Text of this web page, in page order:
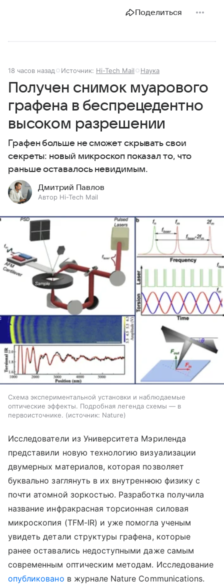
Поделиться
18 часов назад Источник: Hi-Tech Mail Наука
Получен снимок муарового
графена в беспрецедентно
высоком разрешении
Графен больше не сможет скрывать свои
секреты: новый микроскоп показал то, что
раньше оставалось невидимым.
Дмитрий Павлов
Автор Hi-Tech Mail
Схема экспериментальной установки и наблюдаемые
оптические эффекты. Подробная легенда схемы — в
первоисточнике.
источник: Nature
Исследователи из Университета Мэриленда
представили новую технологию визуализации
двумерных материалов, которая позволяет
буквально заглянуть в их внутреннюю физику с
почти атомной зоркостью. Разработка получила
название инфракрасная торсионная силовая
микроскопия (TFM-IR) и уже помогла ученым
увидеть детали структуры графена, которые
ранее оставались недоступными даже самым
современным оптическим методам. Исследование
опубликовано в журнале Nature Communications.